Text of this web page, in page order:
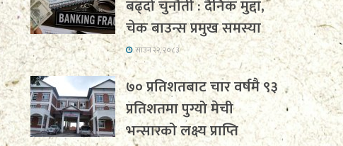
बढ्दो चुनौती : दैनिक मुद्दा,
चेक बाउन्स प्रमुख समस्या
साउन २२, २०८३
७० प्रतिशतबाट चार वर्षमै ९३
प्रतिशतमा पुग्यो मेची
भन्सारको लक्ष्य प्राप्ति